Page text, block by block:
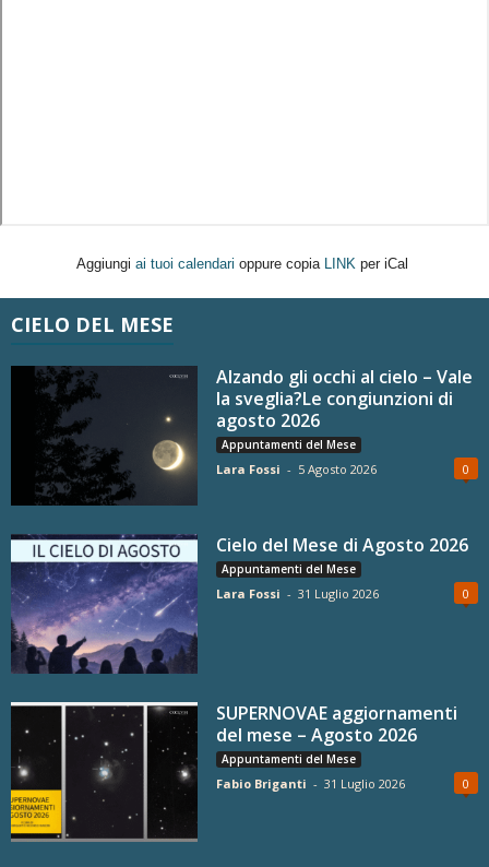
Aggiungi ai tuoi calendari oppure copia LINK per iCal
CIELO DEL MESE
Alzando gli occhi al cielo – Vale
la sveglia?Le congiunzioni di
agosto 2026
Appuntamenti del Mese
Lara Fossi - 5 Agosto 2026 0
Cielo del Mese di Agosto 2026
Appuntamenti del Mese
Lara Fossi - 31 Luglio 2026 0
SUPERNOVAE aggiornamenti
del mese – Agosto 2026
Appuntamenti del Mese
Fabio Briganti - 31 Luglio 2026 0